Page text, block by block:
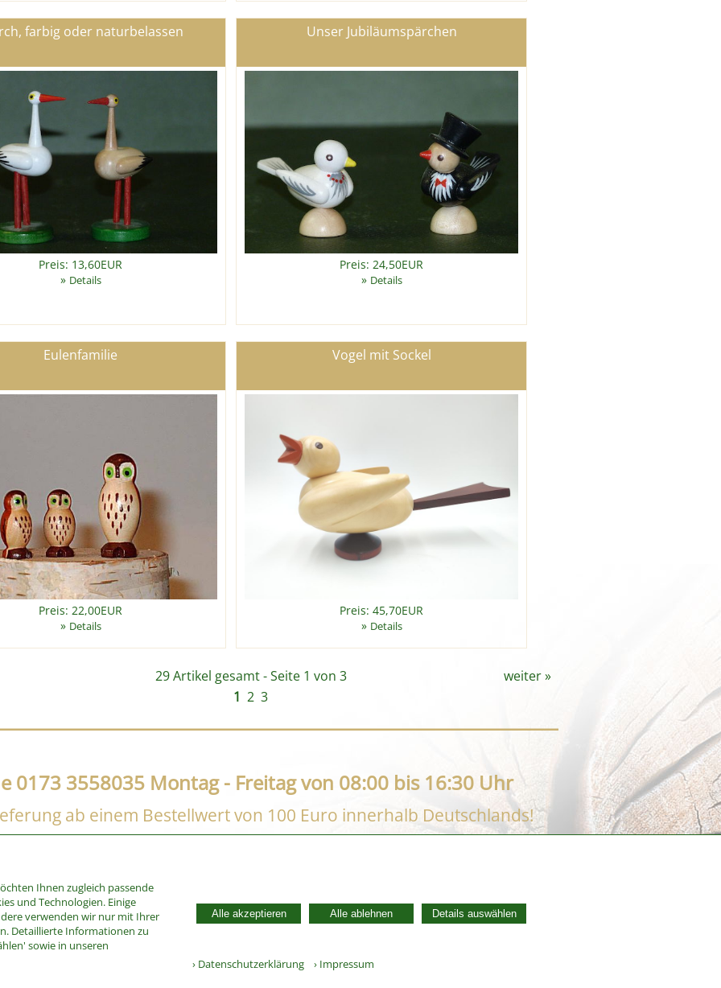
Ihnen zugleich passende
und Technologien. Einige
verwenden wir nur mit Ihrer
Detaillierte Informationen zu
sowie in unseren
Alle akzeptieren Alle ablehnen Details auswählen
› Datenschutzerklärung › Impressum
farbig oder naturbelassen
Preis: 13,60EUR
» Details
Unser Jubiläumspärchen
Preis: 24,50EUR
» Details
Eulenfamilie
Preis: 22,00EUR
» Details
Vogel mit Sockel
Preis: 45,70EUR
» Details
29 Artikel gesamt - Seite 1 von 3 weiter»
1 2 3
3558035 Montag - Freitag von 08:00 bis 16:30 Uhr
ab einem Bestellwert von 100 Euro innerhalb Deutschlands!
Widerrufsbelehrung
Vertrag widerrufen
Zahlung und Versand